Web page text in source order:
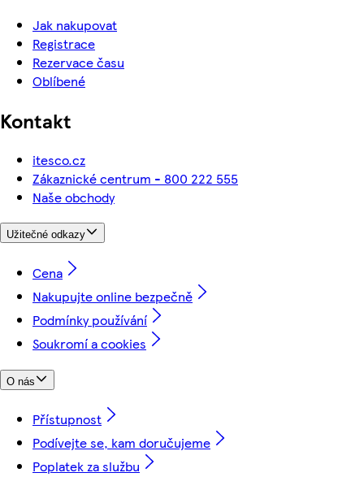
Jak nakupovat
Registrace
Rezervace času
Oblíbené
Kontakt
itesco.cz
Zákaznické centrum - 800 222 555
Naše obchody
Užitečné odkazy
Cena
Nakupujte online bezpečně
Podmínky používání
Soukromí a cookies
O nás
Přístupnost
Podívejte se, kam doručujeme
Poplatek za službu